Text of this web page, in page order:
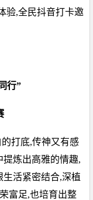
验,全民抖音打卡邀
行”
打底,传神又有感
提炼出高雅的情趣,
生活紧密结合,深植
富足,也培育出整